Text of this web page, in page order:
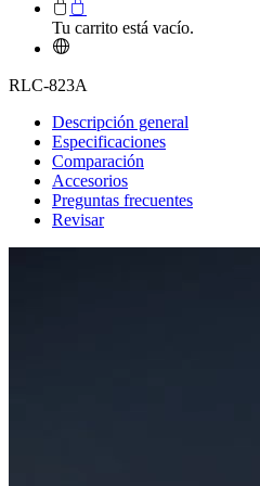
Tu carrito está vacío.
RLC-823A
Descripción general
Especificaciones
Comparación
Accesorios
Preguntas frecuentes
Revisar